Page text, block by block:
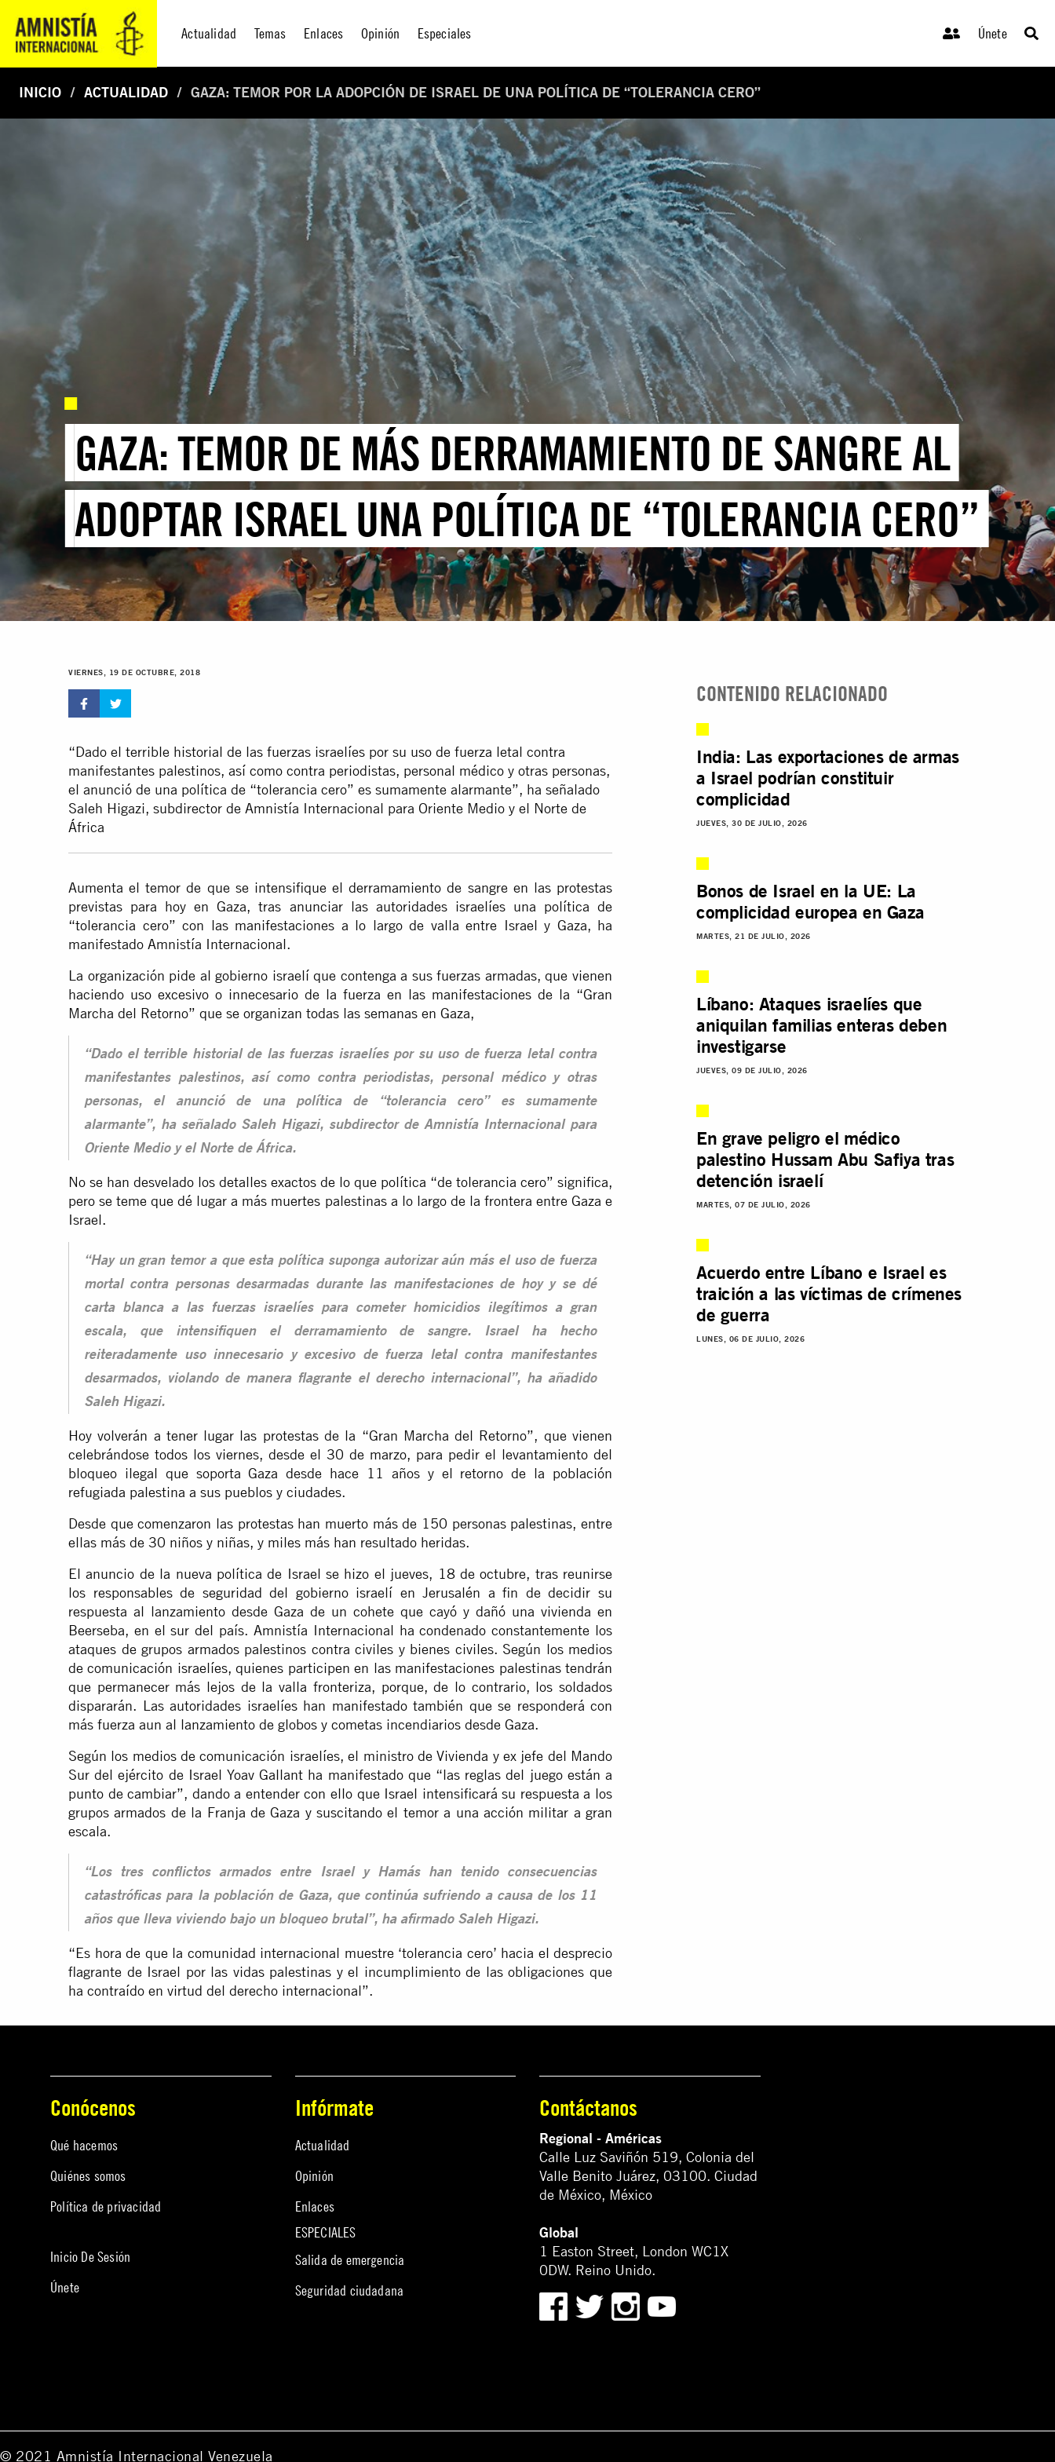
Actualidad Temas Enlaces Opinión Especiales Únete
INICIO ACTUALIDAD GAZA: TEMOR POR LA ADOPCIÓN DE ISRAEL DE UNA POLÍTICA DE “TOLERANCIA CERO”
GAZA: TEMOR DE MÁS DERRAMAMIENTO DE SANGRE AL
ADOPTAR ISRAEL UNA POLÍTICA DE “TOLERANCIA CERO”
VIERNES, 19 DE OCTUBRE, 2018
“Dado el terrible historial de las fuerzas israelíes por su uso de fuerza letal contra
manifestantes palestinos, así como contra periodistas, personal médico y otras personas,
el anunció de una política de “tolerancia cero” es sumamente alarmante”, ha señalado
Saleh Higazi, subdirector de Amnistía Internacional para Oriente Medio y el Norte de
África
Aumenta el temor de que se intensifique el derramamiento de sangre en las protestas
previstas para hoy en Gaza, tras anunciar las autoridades israelíes una política de
“tolerancia cero” con las manifestaciones a lo largo de valla entre Israel y Gaza, ha
manifestado Amnistía Internacional.
La organización pide al gobierno israelí que contenga a sus fuerzas armadas, que vienen
haciendo uso excesivo o innecesario de la fuerza en las manifestaciones de la “Gran
Marcha del Retorno” que se organizan todas las semanas en Gaza,
“Dado el terrible historial de las fuerzas israelíes por su uso de fuerza letal contra
manifestantes palestinos, así como contra periodistas, personal médico y otras
personas, el anunció de una política de “tolerancia cero” es sumamente
alarmante”, ha señalado Saleh Higazi, subdirector de Amnistía Internacional para
Oriente Medio y el Norte de África.
No se han desvelado los detalles exactos de lo que política “de tolerancia cero” significa,
pero se teme que dé lugar a más muertes palestinas a lo largo de la frontera entre Gaza e
Israel.
“Hay un gran temor a que esta política suponga autorizar aún más el uso de fuerza
mortal contra personas desarmadas durante las manifestaciones de hoy y se dé
carta blanca a las fuerzas israelíes para cometer homicidios ilegítimos a gran
escala, que intensifiquen el derramamiento de sangre. Israel ha hecho
reiteradamente uso innecesario y excesivo de fuerza letal contra manifestantes
desarmados, violando de manera flagrante el derecho internacional”, ha añadido
Saleh Higazi.
Hoy volverán a tener lugar las protestas de la “Gran Marcha del Retorno”, que vienen
celebrándose todos los viernes, desde el 30 de marzo, para pedir el levantamiento del
bloqueo ilegal que soporta Gaza desde hace 11 años y el retorno de la población
refugiada palestina a sus pueblos y ciudades.
Desde que comenzaron las protestas han muerto más de 150 personas palestinas, entre
ellas más de 30 niños y niñas, y miles más han resultado heridas.
El anuncio de la nueva política de Israel se hizo el jueves, 18 de octubre, tras reunirse
los responsables de seguridad del gobierno israelí en Jerusalén a fin de decidir su
respuesta al lanzamiento desde Gaza de un cohete que cayó y dañó una vivienda en
Beerseba, en el sur del país. Amnistía Internacional ha condenado constantemente los
ataques de grupos armados palestinos contra civiles y bienes civiles. Según los medios
de comunicación israelíes, quienes participen en las manifestaciones palestinas tendrán
que permanecer más lejos de la valla fronteriza, porque, de lo contrario, los soldados
dispararán. Las autoridades israelíes han manifestado también que se responderá con
más fuerza aun al lanzamiento de globos y cometas incendiarios desde Gaza.
Según los medios de comunicación israelíes, el ministro de Vivienda y ex jefe del Mando
Sur del ejército de Israel Yoav Gallant ha manifestado que “las reglas del juego están a
punto de cambiar”, dando a entender con ello que Israel intensificará su respuesta a los
grupos armados de la Franja de Gaza y suscitando el temor a una acción militar a gran
escala.
“Los tres conflictos armados entre Israel y Hamás han tenido consecuencias
catastróficas para la población de Gaza, que continúa sufriendo a causa de los 11
años que lleva viviendo bajo un bloqueo brutal”, ha afirmado Saleh Higazi.
“Es hora de que la comunidad internacional muestre ‘tolerancia cero’ hacia el desprecio
flagrante de Israel por las vidas palestinas y el incumplimiento de las obligaciones que
ha contraído en virtud del derecho internacional”.
CONTENIDO RELACIONADO
India: Las exportaciones de armas
a Israel podrían constituir
complicidad
JUEVES, 30 DE JULIO, 2026
Bonos de Israel en la UE: La
complicidad europea en Gaza
MARTES, 21 DE JULIO, 2026
Líbano: Ataques israelíes que
aniquilan familias enteras deben
investigarse
JUEVES, 09 DE JULIO, 2026
En grave peligro el médico
palestino Hussam Abu Safiya tras
detención israelí
MARTES, 07 DE JULIO, 2026
Acuerdo entre Líbano e Israel es
traición a las víctimas de crímenes
de guerra
LUNES, 06 DE JULIO, 2026
Conócenos
Qué hacemos
Quiénes somos
Política de privacidad
Inicio De Sesión
Únete
Infórmate
Actualidad
Opinión
Enlaces
ESPECIALES
Salida de emergencia
Seguridad ciudadana
Contáctanos
Regional - Américas
Calle Luz Saviñón 519, Colonia del
Valle Benito Juárez, 03100. Ciudad
de México, México
Global
1 Easton Street, London WC1X
0DW. Reino Unido.
© 2021 Amnistía Internacional Venezuela